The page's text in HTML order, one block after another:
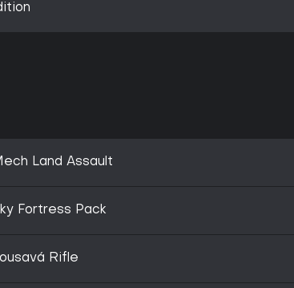
Land Assault
Fortress Pack
Rifle